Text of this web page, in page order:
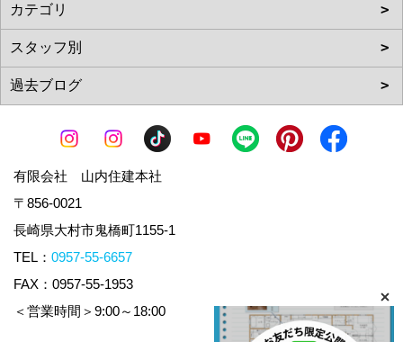
有限会社 山内住建本社
〒856-0021
長崎県大村市鬼橋町1155-1
TEL： 0957-55-6657
FAX：0957-55-1953
＜営業時間＞9:00～18:00